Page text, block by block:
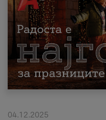
МК EN SQ
Приватни
Поддршка
Надополни кредит
04.12.2025